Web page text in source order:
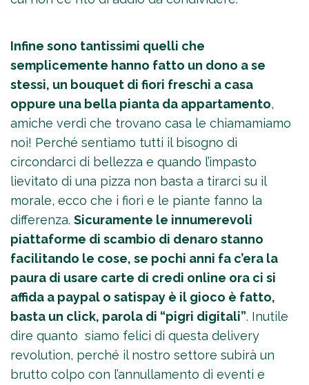
Infine sono tantissimi quelli che
semplicemente hanno fatto un dono a se
stessi, un bouquet di fiori freschi a casa
oppure una bella pianta da appartamento,
amiche verdi che trovano casa le chiamamiamo
noi! Perché sentiamo tutti il bisogno di
circondarci di bellezza e quando l’impasto
lievitato di una pizza non basta a tirarci su il
morale, ecco che i fiori e le piante fanno la
differenza. Sicuramente le innumerevoli
piattaforme di scambio di denaro stanno
facilitando le cose, se pochi anni fa c’era la
paura di usare carte di credi online ora ci si
affida a paypal o satispay è il gioco è fatto,
basta un click, parola di “pigri digitali”. Inutile
dire quanto siamo felici di questa delivery
revolution, perché il nostro settore subirà un
brutto colpo con l’annullamento di eventi e